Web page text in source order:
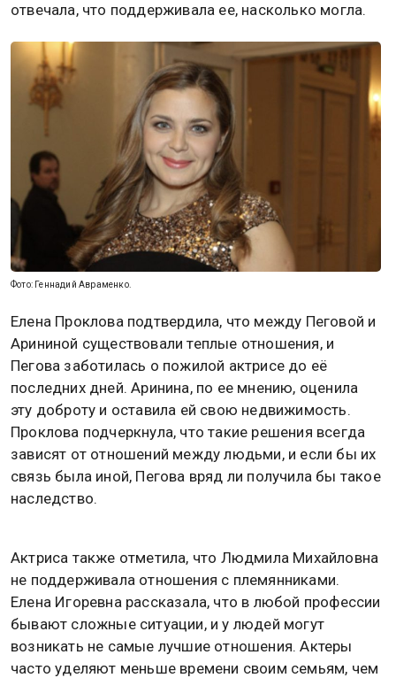
отвечала, что поддерживала ее, насколько могла.
Фото: Геннадий Авраменко.
Елена Проклова подтвердила, что между Пеговой и
Арининой существовали теплые отношения, и
Пегова заботилась о пожилой актрисе до её
последних дней. Аринина, по ее мнению, оценила
эту доброту и оставила ей свою недвижимость.
Проклова подчеркнула, что такие решения всегда
зависят от отношений между людьми, и если бы их
связь была иной, Пегова вряд ли получила бы такое
наследство.
Актриса также отметила, что Людмила Михайловна
не поддерживала отношения с племянниками.
Елена Игоревна рассказала, что в любой профессии
бывают сложные ситуации, и у людей могут
возникать не самые лучшие отношения. Актеры
часто уделяют меньше времени своим семьям, чем